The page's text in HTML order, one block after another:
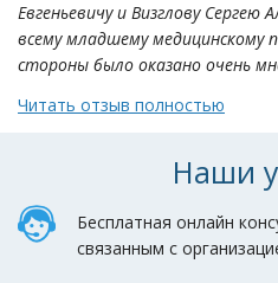
Евгеньевичу и Визглову Сергею
всему младшему медицинскому
стороны было оказано очень
Читать отзыв полностью
Наши
Бесплатная онлайн
связанным с